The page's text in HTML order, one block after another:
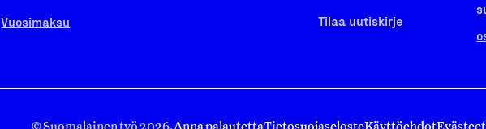
Vuosimaksu Tilaa uutiskirje